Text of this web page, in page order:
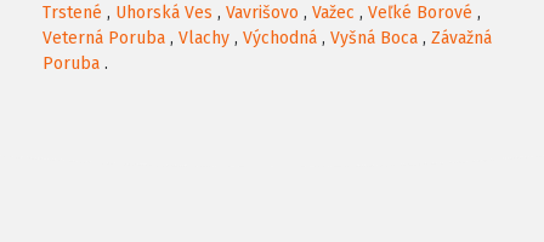
Trstené , Uhorská Ves , Vavrišovo , Važec , Veľké Borové ,
Veterná Poruba , Vlachy , Východná , Vyšná Boca , Závažná
Poruba .